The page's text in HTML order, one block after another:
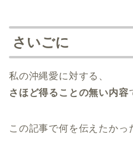
さいごに
私の沖縄愛に対する、
さほど得ることの無い内容
この記事で何を伝えたかっ